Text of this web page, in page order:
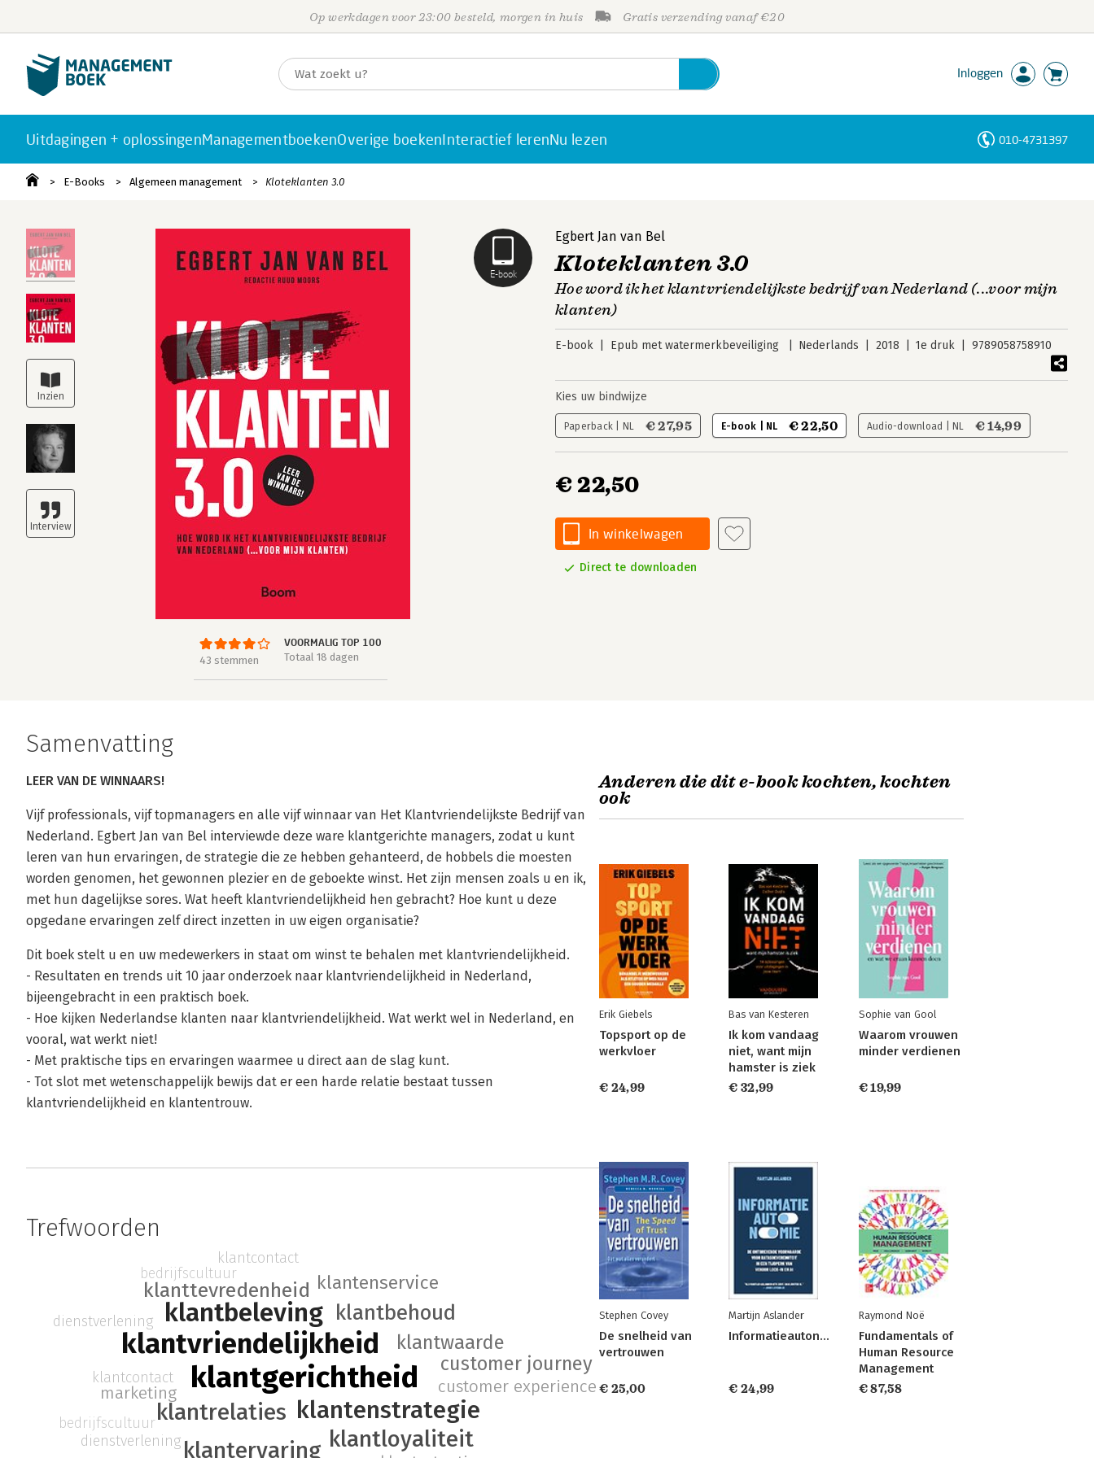
Op werkdagen voor 23:00 besteld, morgen in huis Gratis verzending vanaf €20
Inloggen
Uitdagingen + oplossingenManagementboekenOverige boekenInteractief lerenNu lezen 010-4731397
E-Books Algemeen management Kloteklanten 3.0
E-book
43 stemmen
VOORMALIG TOP 100
Totaal 18 dagen
Egbert Jan van Bel
Kloteklanten 3.0
Hoe word ik het klantvriendelijkste bedrijf van Nederland (...voor mijn
klanten)
E-book Epub met watermerkbeveiliging Nederlands 2018 1e druk 9789058758910
Kies uw bindwijze
Paperback | NL € 27,95 E-book | NL € 22,50 Audio-download | NL € 14,99
€ 22,50
In winkelwagen
Direct te downloaden
Samenvatting
LEER VAN DE WINNAARS!
Vijf professionals, vijf topmanagers en alle vijf winnaar van Het Klantvriendelijkste Bedrijf van
Nederland. Egbert Jan van Bel interviewde deze ware klantgerichte managers, zodat u kunt
leren van hun ervaringen, de strategie die ze hebben gehanteerd, de hobbels die moesten
worden genomen, het gewonnen plezier en de geboekte winst. Het zijn mensen zoals u en ik,
met hun dagelijkse sores. Wat heeft klantvriendelijkheid hen gebracht? Hoe kunt u deze
opgedane ervaringen zelf direct inzetten in uw eigen organisatie?
Dit boek stelt u en uw medewerkers in staat om winst te behalen met klantvriendelijkheid.
- Resultaten en trends uit 10 jaar onderzoek naar klantvriendelijkheid in Nederland,
bijeengebracht in een praktisch boek.
- Hoe kijken Nederlandse klanten naar klantvriendelijkheid. Wat werkt wel in Nederland, en
vooral, wat werkt niet!
- Met praktische tips en ervaringen waarmee u direct aan de slag kunt.
- Tot slot met wetenschappelijk bewijs dat er een harde relatie bestaat tussen
klantvriendelijkheid en klantentrouw.
Trefwoorden
klantgerichtheid
klantvriendelijkheid
klantenstrategie
klantbeleving
klantrelaties
klantloyaliteit
klantervaring
klantbehoud
klanttevredenheid
klantwaarde
klantenservice
customer journey
customer experience
marketing
dienstverlening
bedrijfscultuur
klantcontact
dienstverlening
bedrijfscultuur
klantcontact
Anderen die dit e-book kochten, kochten
ook
Erik Giebels
Topsport op de
werkvloer
€ 24,99
Bas van Kesteren
Ik kom vandaag
niet, want mijn
hamster is ziek
€ 32,99
Sophie van Gool
Waarom vrouwen
minder verdienen
€ 19,99
Stephen Covey
De snelheid van
vertrouwen
€ 25,00
Martijn Aslander
Informatieautonomie
€ 24,99
Raymond Noë
Fundamentals of
Human Resource
Management
€ 87,58
Personen